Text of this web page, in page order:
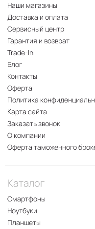
Наши магазины
Доставка и оплата
Сервисный центр
Гарантия и возврат
Trade-In
Блог
Контакты
Оферта
Политика
Карта сайта
Заказать звонок
О компании
Оферта таможенного
Каталог
Смартфоны
Ноутбуки
Планшеты